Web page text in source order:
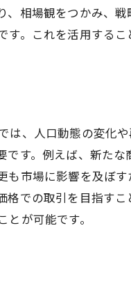
相場観をつかみ、
。これを活用する
、人口動態の変化
す。例えば、新た
市場に影響を及ぼ
での取引を目指す
が可能です。